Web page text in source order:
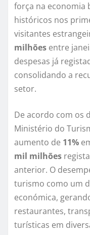
força na economia
históricos nos
visitantes
milhões entre
despesas já
consolidando a
setor.
De acordo com os
Ministério do
aumento de 11%
mil milhões
anterior. O
turismo como um
económica,
restaurantes,
turísticas em